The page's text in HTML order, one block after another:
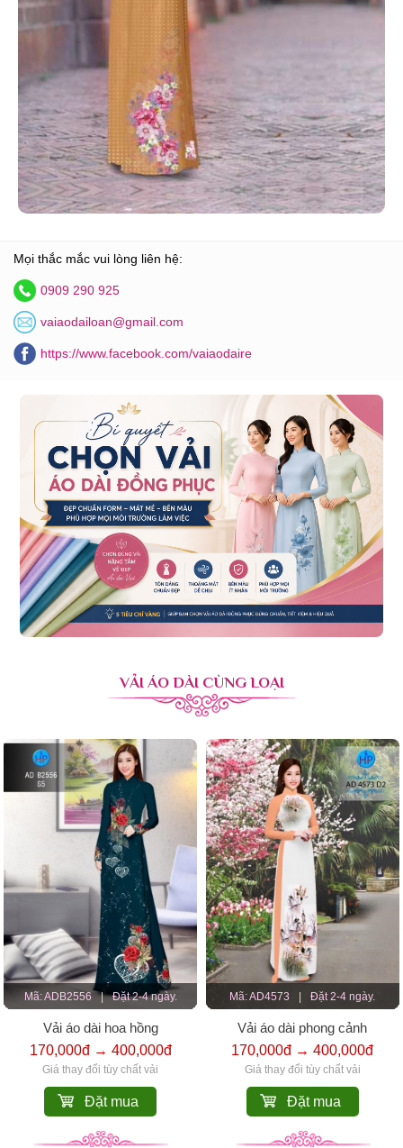
Mọi thắc mắc vui lòng liên hệ:
0909 290 925
vaiaodailoan@gmail.com
https://www.facebook.com/vaiaodaire
VẢI ÁO DÀI CÙNG LOẠI
Mã: ADB2556 | Đặt 2-4 ngày.
Vải áo dài hoa hồng
170,000đ → 400,000đ
Giá thay đổi tùy chất vải
Đặt mua
Mã: AD4573 Đặt 2-4 ngày.
Vải áo dài phong cảnh
170,000đ → 400,000đ
Giá thay đổi tùy chất vải
Đặt mua